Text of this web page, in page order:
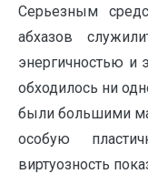
Серьезным
абхазов
энергичностью и
обходилось ни
были большими
особую
виртуозность